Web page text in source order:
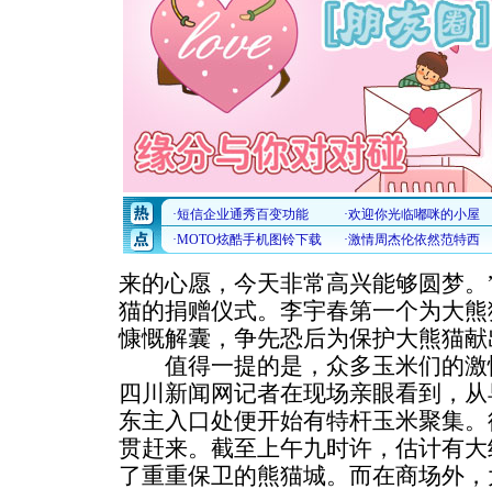
来的心愿，今天非常高兴能够圆梦
猫的捐赠仪式。李宇春第一个为大
慷慨解囊，争先恐后为保护大熊猫
值得一提的是，众多玉米们的激
四川新闻网记者在现场亲眼看到，
东主入口处便开始有特杆玉米聚集
贯赶来。截至上午九时许，估计有
了重重保卫的熊猫城。而在商场外